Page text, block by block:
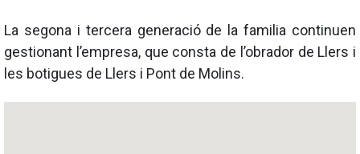
La segona i tercera generació de la familia continuen
gestionant l’empresa, que consta de l’obrador de Llers i
les botigues de Llers i Pont de Molins.